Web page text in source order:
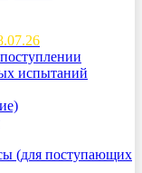
испытаний
(для поступающих